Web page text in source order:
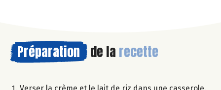
Préparation de la recette